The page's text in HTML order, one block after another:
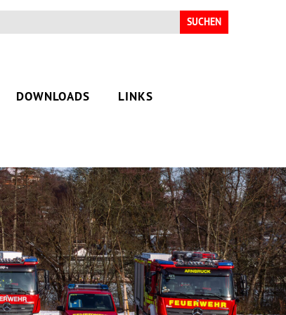
Suchen
nach:
DOWNLOADS LINKS